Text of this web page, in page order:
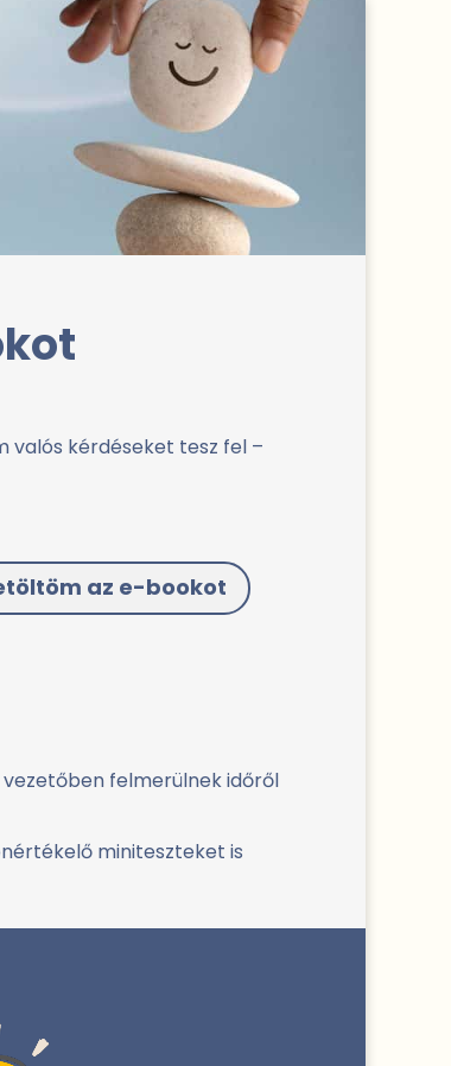
valós kérdéseket tesz fel –
az e-bookot
felmerülnek időről
miniteszteket is